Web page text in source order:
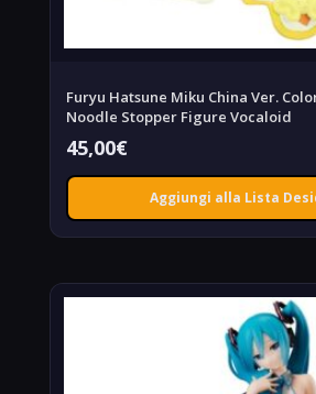
Furyu Hatsune Miku China Ver.
Noodle Stopper Figure Vocaloid
45,00€
Aggiungi alla Lista